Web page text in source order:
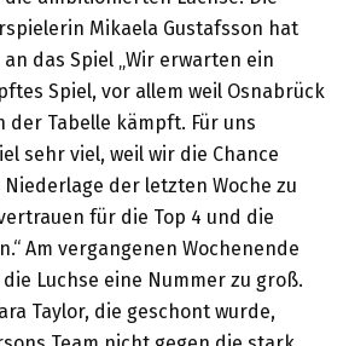
Mikaela Gustafsson hat
das Spiel „Wir erwarten ein
Spiel, vor allem weil Osnabrück
der Tabelle kämpft. Für uns
sehr viel, weil wir die Chance
der letzten Woche zu
für die Top 4 und die
Am vergangenen Wochenende
Luchse eine Nummer zu groß.
Taylor, die geschont wurde,